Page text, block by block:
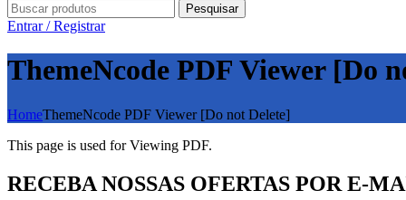
Pesquisar
Entrar / Registrar
ThemeNcode PDF Viewer [Do
HomeThemeNcode PDF Viewer [Do not Delete]
This page is used for Viewing PDF.
RECEBA NOSSAS OFERTAS POR E-